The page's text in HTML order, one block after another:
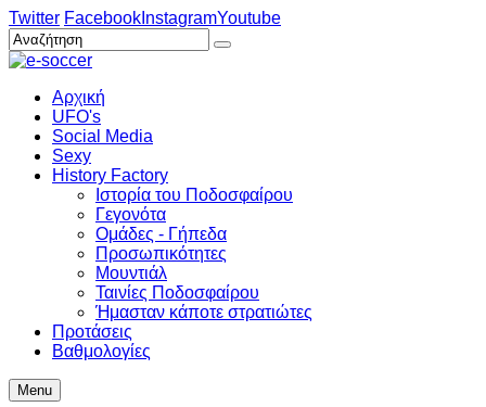
Twitter Facebook InstagramYoutube
Αρχική
UFO's
Social Media
Sexy
History Factory
Ιστορία του Ποδοσφαίρου
Γεγονότα
Ομάδες - Γήπεδα
Προσωπικότητες
Μουντιάλ
Ταινίες Ποδοσφαίρου
Ήμασταν κάποτε στρατιώτες
Προτάσεις
Βαθμολογίες
Menu